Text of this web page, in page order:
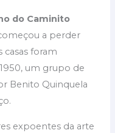
do Caminito
a perder
foram
um grupo de
Benito Quinquela
expoentes da arte